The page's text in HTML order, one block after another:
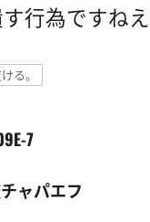
行為ですね
る。
7
ャパエフ